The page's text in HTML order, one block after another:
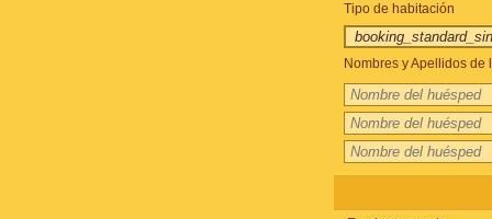
Tipo de habitación
Nombres y Apellidos